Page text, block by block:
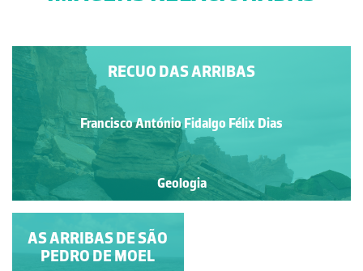
RECUO DAS ARRIBAS
Francisco António Fidalgo Félix Dias
Geologia
ARRIBAS
AS ARRIBAS DE SÃO
PEDRO DE MOEL